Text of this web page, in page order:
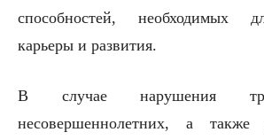
способностей, необходимых
карьеры и развития.
В случае нарушения
несовершеннолетних, а также